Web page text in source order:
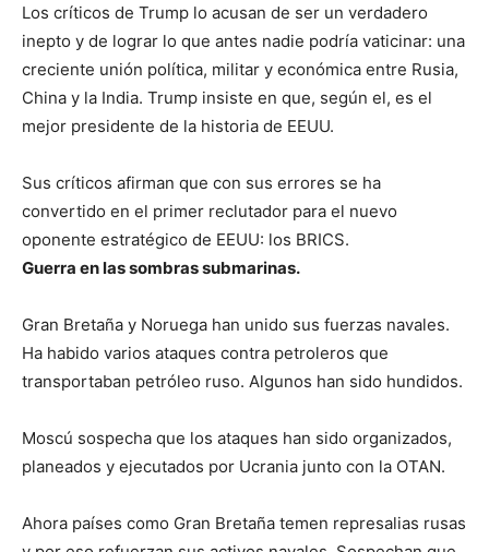
Los críticos de Trump lo acusan de ser un verdadero
inepto y de lograr lo que antes nadie podría vaticinar: una
creciente unión política, militar y económica entre Rusia,
China y la India. Trump insiste en que, según el, es el
mejor presidente de la historia de EEUU.
Sus críticos afirman que con sus errores se ha
convertido en el primer reclutador para el nuevo
oponente estratégico de EEUU: los BRICS.
Guerra en las sombras submarinas.
Gran Bretaña y Noruega han unido sus fuerzas navales.
Ha habido varios ataques contra petroleros que
transportaban petróleo ruso. Algunos han sido hundidos.
Moscú sospecha que los ataques han sido organizados,
planeados y ejecutados por Ucrania junto con la OTAN.
Ahora países como Gran Bretaña temen represalias rusas